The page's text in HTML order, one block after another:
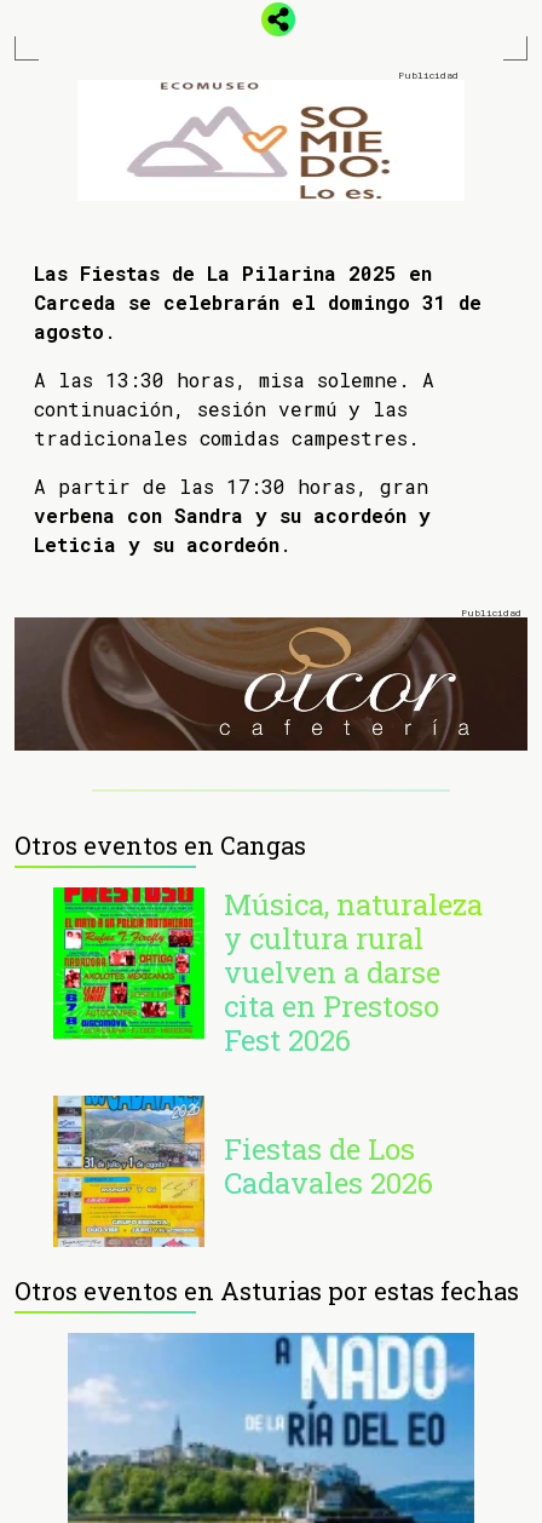
Las Fiestas de La Pilarina 2025 en
Carceda se celebrarán el domingo 31 de
agosto .
A las 13:30 horas, misa solemne. A
continuación, sesión vermú y las
tradicionales comidas campestres.
A partir de las 17:30 horas, gran
verbena con Sandra y su acordeón y
Leticia y su acordeón.
Otros eventos en Cangas
Música, naturaleza
y cultura rural
vuelven a darse
cita en Prestoso
Fest 2026
Fiestas de Los
Cadavales 2026
Otros eventos en Asturias por estas fechas